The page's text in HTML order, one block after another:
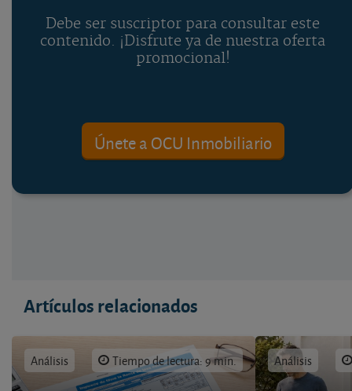
Debe ser suscriptor para consultar este
contenido. ¡Disfrute ya de nuestra oferta
promocional!
Únete a OCU Inmobiliario
Artículos relacionados
Análisis Tiempo de lectura: 9 min. Análisis